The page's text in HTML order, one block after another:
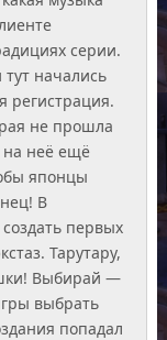
серии.
начались
регистрация.
не прошла
на неё ещё
японцы
В
первых
Тарутару,
Выбирай —
выбрать
попадал